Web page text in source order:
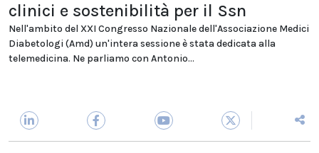
clinici e sostenibilità per il Ssn
Nell'ambito del XXI Congresso Nazionale dell'Associazione Medici
Diabetologi (Amd) un'intera sessione è stata dedicata alla
telemedicina. Ne parliamo con Antonio...